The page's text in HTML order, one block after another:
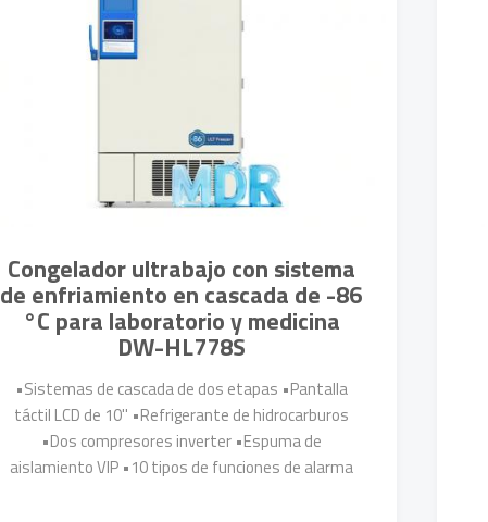
Más Detalles
Congelador ultrabajo con sistema
de enfriamiento en cascada de -86
°C para laboratorio y medicina
DW-HL778S
•Sistemas de cascada de dos etapas •Pantalla
táctil LCD de 10'' •Refrigerante de hidrocarburos
•Dos compresores inverter •Espuma de
aislamiento VIP •10 tipos de funciones de alarma